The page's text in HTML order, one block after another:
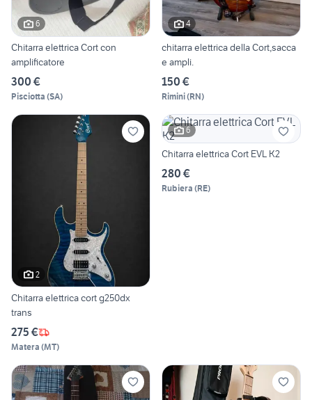
6
Chitarra elettrica Cort con
amplificatore
300 €
Pisciotta (SA)
4
chitarra elettrica della Cort,sacca
e ampli.
150 €
Rimini(RN)
2
Chitarra elettrica cort g250dx
trans
275 €
Matera (MT)
6
Chitarra elettrica Cort EVL K2
280 €
Rubiera (RE)